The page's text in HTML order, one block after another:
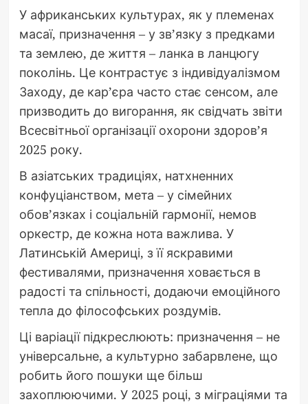
У африканських культурах, як у племенах
масаї, призначення – у зв’язку з предками
та землею, де життя – ланка в ланцюгу
поколінь. Це контрастує з індивідуалізмом
Заходу, де кар’єра часто стає сенсом, але
призводить до вигорання, як свідчать звіти
Всесвітньої організації охорони здоров’я
2025 року.
В азіатських традиціях, натхненних
конфуціанством, мета – у сімейних
обов’язках і соціальній гармонії, немов
оркестр, де кожна нота важлива. У
Латинській Америці, з її яскравими
фестивалями, призначення ховається в
радості та спільності, додаючи емоційного
тепла до філософських роздумів.
Ці варіації підкреслюють: призначення – не
універсальне, а культурно забарвлене, що
робить його пошуки ще більш
захоплюючими. У 2025 році, з міграціями та